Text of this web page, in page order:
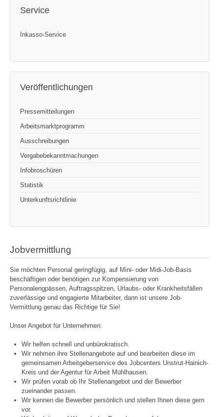
Service
Inkasso-Service
Veröffentlichungen
Pressemitteilungen
Arbeitsmarktprogramm
Ausschreibungen
Vergabebekanntmachungen
Infobroschüren
Statistik
Unterkunftsrichtlinie
Jobvermittlung
Sie möchten Personal geringfügig, auf Mini- oder Midi-Job-Basis
beschäftigen oder benötigen zur Kompensierung von
Personalengpässen, Auftragsspitzen, Urlaubs- oder Krankheitsfällen
zuverlässige und engagierte Mitarbeiter, dann ist unsere Job-
Vermittlung genau das Richtige für Sie!
Unser Angebot für Unternehmen:
Wir helfen schnell und unbürokratisch.
Wir nehmen ihre Stellenangebote auf und bearbeiten diese im
gemeinsamen Arbeitgeberservice des Jobcenters Unstrut-Hainich-
Kreis und der Agentur für Arbeit Mühlhausen.
Wir prüfen vorab ob Ihr Stellenangebot und der Bewerber
zueinander passen.
Wir kennen die Bewerber persönlich und stellen Ihnen diese gern
vor.